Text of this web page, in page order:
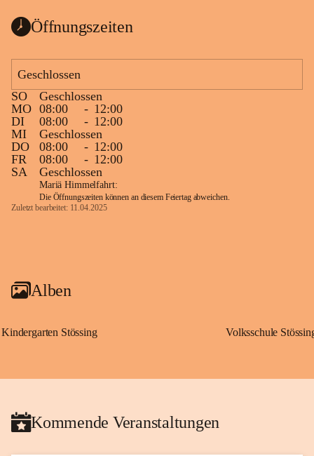
Öffnungszeiten
Geschlossen
SO
Geschlossen
MO 08:00 - 12:00
DI
08:00 - 12:00
MI
Geschlossen
DO
08:00 - 12:00
FR
08:00 - 12:00
SA
Geschlossen
Mariä Himmelfahrt:
Die Öffnungszeiten können an diesem Feiertag abweichen.
Zuletzt bearbeitet: 11.04.2025
Alben
Kindergarten Stössing Volksschule
Kommende Veranstaltungen